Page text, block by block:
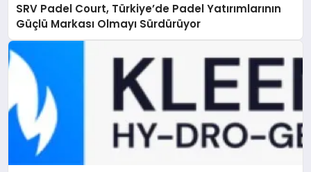
SRV Padel Court, Türkiye’de Padel Yatırımlarının
Güçlü Markası Olmayı Sürdürüyor